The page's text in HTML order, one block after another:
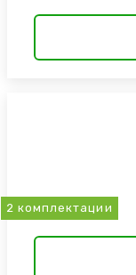
2 комплектации